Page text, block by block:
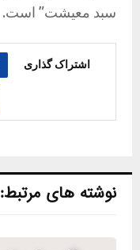
سبد معیشت” است.
اشتراک گذاری
نوشته های مرتبط: